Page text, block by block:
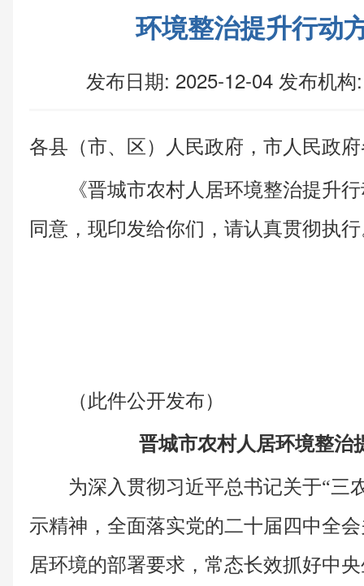
环境整治提升行动
发布日期: 2025-12-04 发布机构:
各县（市、区）人民政府，市人民政
《晋城市农村人居环境整治提升
同意，现印发给你们，请认真贯彻执
（此件公开发布）
晋城市农村人居环境整治
为深入贯彻习近平总书记关于“三
示精神，全面落实党的二十届四中全
居环境的部署要求，常态长效抓好中